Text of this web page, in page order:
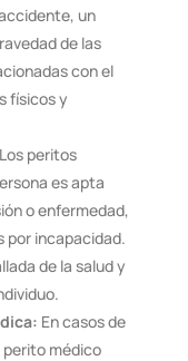
un
de las
con el
físicos y
Los peritos
es apta
o enfermedad,
por incapacidad.
de la salud y
En casos de
médico